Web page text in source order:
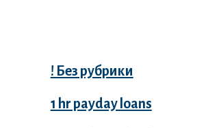
! Без рубрики
1 hr payday loans